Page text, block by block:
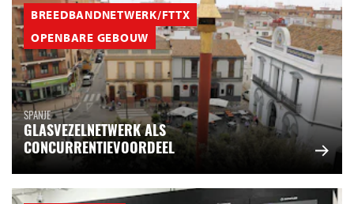
BREEDBANDNETWERK/FTTX
OPENBARE GEBOUW
SPANJE
GLASVEZELNETWERK ALS
CONCURRENTIEVOORDEEL